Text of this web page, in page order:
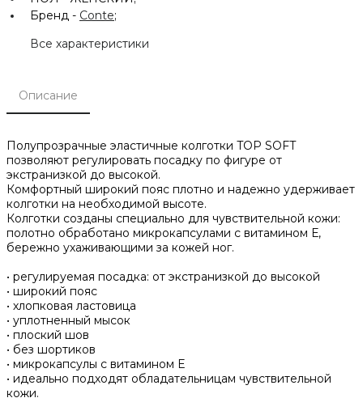
Бренд - Conte;
Все характеристики
Описание
Полупрозрачные эластичные колготки TOР SOFT
позволяют регулировать посадку по фигуре от
экстранизкой до высокой.
Комфортный широкий пояс плотно и надежно удерживает
колготки на необходимой высоте.
Колготки созданы специально для чувствительной кожи:
полотно обработано микрокапсулами с витамином Е,
бережно ухаживающими за кожей ног.
• регулируемая посадка: от экстранизкой до высокой
• широкий пояс
• хлопковая ластовица
• уплотненный мысок
• плоский шов
• без шортиков
• микрокапсулы с витамином Е
• идеально подходят обладательницам чувствительной
кожи.